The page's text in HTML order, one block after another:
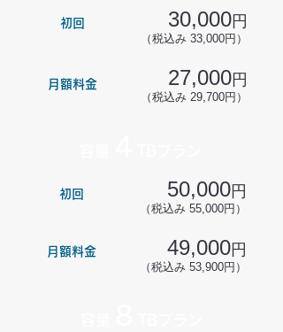
30,000円
（税込み 33,000円）
初回
27,000円
（税込み 29,700円）
月額料金
50,000円
（税込み 55,000円）
初回
49,000円
（税込み 53,900円）
月額料金